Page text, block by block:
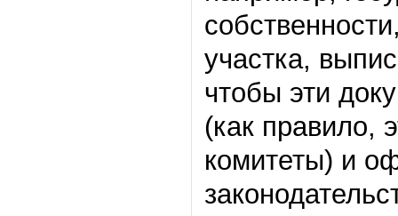
участка,
чтобы эти
(как правило,
комитеты) и